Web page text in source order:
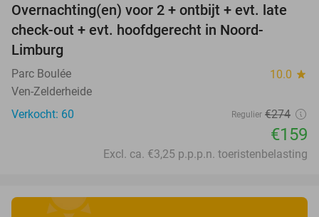
42%
Overnachting(en) voor 2 + ontbijt + evt. late
check-out + evt. hoofdgerecht in Noord-
Limburg
Parc Boulée 10.0 star
Ven-Zelderheide
Verkocht: 60
Regulier €274
€159
Excl. ca. €3,25 p.p.p.n. toeristenbelasting